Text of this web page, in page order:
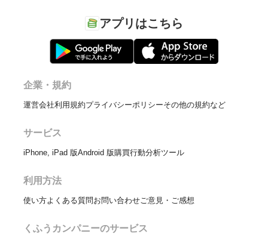
アプリはこちら
企業・規約
運営会社利用規約プライバシーポリシーその他の規約など
サービス
iPhone, iPad 版Android 版購買行動分析ツール
利用方法
使い方よくある質問お問い合わせ ご意見・ご感想
くふうカンパニーのサービス